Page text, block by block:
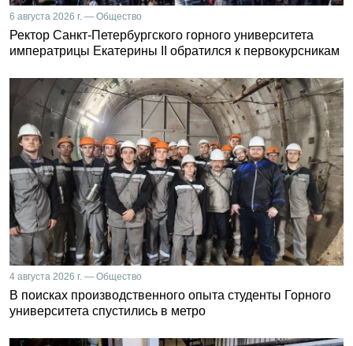
6 августа 2026 г. — Общество
Ректор Санкт-Петербургского горного университета
императрицы Екатерины II обратился к первокурсникам
4 августа 2026 г. — Общество
В поисках производственного опыта студенты Горного
университета спустились в метро